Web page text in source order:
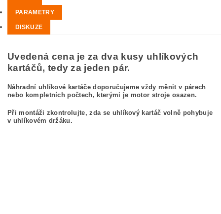
PARAMETRY
DISKUZE
Uvedená cena je za dva kusy uhlíkových
kartáčů, tedy za jeden pár.
Náhradní uhlíkové kartáče doporučujeme vždy měnit v párech
nebo kompletních počtech, kterými je motor stroje osazen.
Při montáži zkontrolujte, zda se uhlíkový kartáč volně pohybuje
v uhlíkovém držáku.